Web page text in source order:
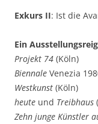
Exkurs II: Ist die
Ein
Projekt 74 (Köln)
Biennale Venezia
Westkunst (Köln)
heute und Treibhaus
Zehn junge Künstler